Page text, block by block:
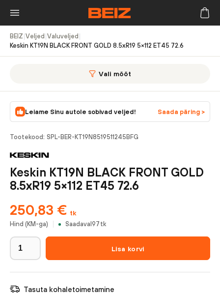
BEIZ Veljed Valuveljed
Keskin KT19N BLACK FRONT GOLD 8.5xR19 5×112 ET45 72.6
Vali mõõt
Tootekood: SPL-BER-KT19N8519511245BFG
Keskin KT19N BLACK FRONT GOLD
8.5xR19 5×112 ET45 72.6
250,83 € tk
Hind (KM-ga) Saadaval 97 tk
Lisa korvi
Tasuta kohaletoimetamine
Leiame Sinu autole sobivad veljed! Saada päring >